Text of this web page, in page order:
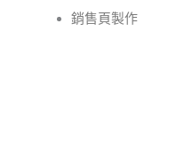
銷售頁製作